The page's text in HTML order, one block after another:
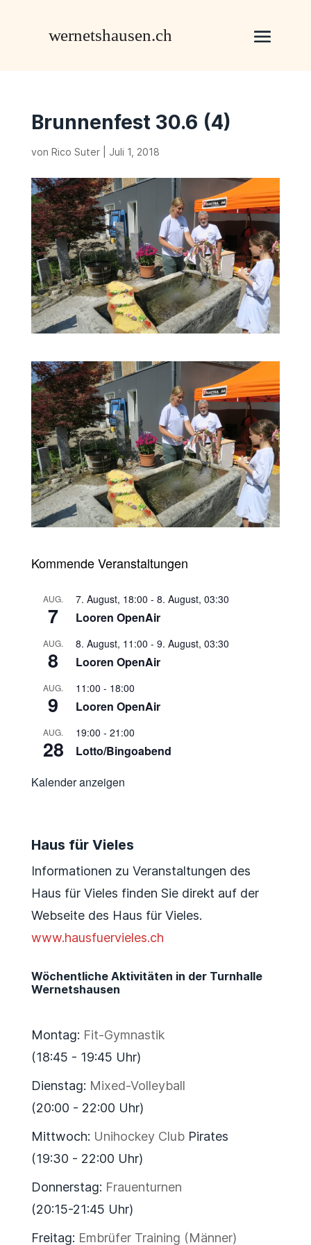
Brunnenfest 30.6 (4)
von Rico Suter| Juli 1, 2018
Kommende Veranstaltungen
AUG.
7
7. August, 18:00 - 8. August, 03:30
Looren OpenAir
AUG.
8
8. August, 11:00 - 9. August, 03:30
Looren OpenAir
AUG.
9
11:00 - 18:00
Looren OpenAir
AUG.
28
19:00 - 21:00
Lotto/Bingoabend
Kalender anzeigen
Haus für Vieles
Informationen zu Veranstaltungen des
Haus für Vieles finden Sie direkt auf der
Webseite des Haus für Vieles.
www.hausfuervieles.ch
Wöchentliche Aktivitäten in der Turnhalle
Wernetshausen
Montag: Fit-Gymnastik
(18:45 - 19:45 Uhr)
Dienstag: Mixed-Volleyball
(20:00 - 22:00 Uhr)
Mittwoch: Unihockey ClubPirates
(19:30 - 22:00 Uhr)
Donnerstag: Frauenturnen
(20:15-21:45 Uhr)
Freitag: Embrüfer Training (Männer)